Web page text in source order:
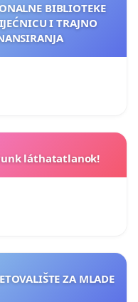
BIBLIOTEKE
I TRAJNO
láthatatlanok!
ZA MLADE